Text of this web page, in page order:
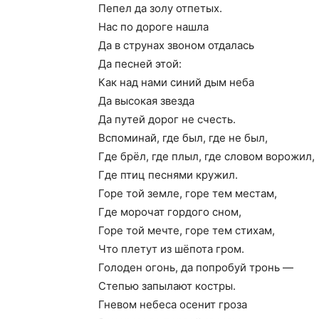
Пепел да золу отпетых.
Нас по дороге нашла
Да в струнах звоном отдалась
Да песней этой:
Как над нами синий дым неба
Да высокая звезда
Да путей дорог не счесть.
Вспоминай, где был, где не был,
Где брёл, где плыл, где словом ворожил,
Где птиц песнями кружил.
Горе той земле, горе тем местам,
Где морочат гордого сном,
Горе той мечте, горе тем стихам,
Что плетут из шёпота гром.
Голоден огонь, да попробуй тронь —
Степью запылают костры.
Гневом небеса осенит гроза